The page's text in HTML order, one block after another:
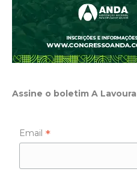
Assine o boletim A Lavoura
Email *